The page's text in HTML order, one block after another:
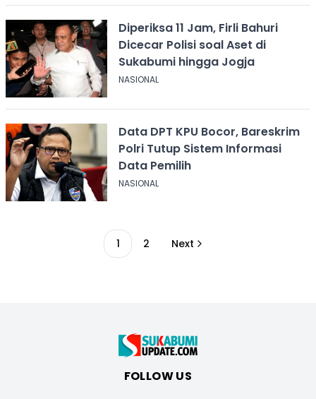
Diperiksa 11 Jam, Firli Bahuri
Dicecar Polisi soal Aset di
Sukabumi hingga Jogja
NASIONAL
Data DPT KPU Bocor, Bareskrim
Polri Tutup Sistem Informasi
Data Pemilih
NASIONAL
1 2 Next
FOLLOW US